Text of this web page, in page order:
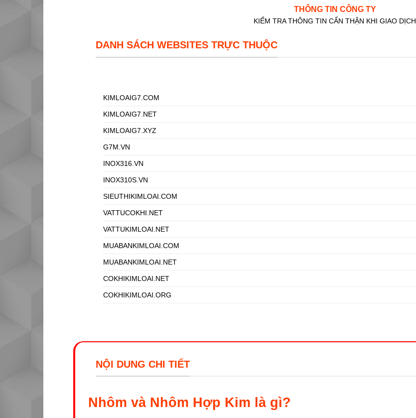
THÔNG TIN CÔNG TY
KIỂM TRA THÔNG TIN CẨN THẬN KHI GIAO DỊCH
DANH SÁCH WEBSITES TRỰC THUỘC
KIMLOAIG7.COM
KIMLOAIG7.NET
KIMLOAIG7.XYZ
G7M.VN
INOX316.VN
INOX310S.VN
SIEUTHIKIMLOAI.COM
VATTUCOKHI.NET
VATTUKIMLOAI.NET
MUABANKIMLOAI.COM
MUABANKIMLOAI.NET
COKHIKIMLOAI.NET
COKHIKIMLOAI.ORG
NỘI DUNG CHI TIẾT
Nhôm và Nhôm Hợp Kim là gì?